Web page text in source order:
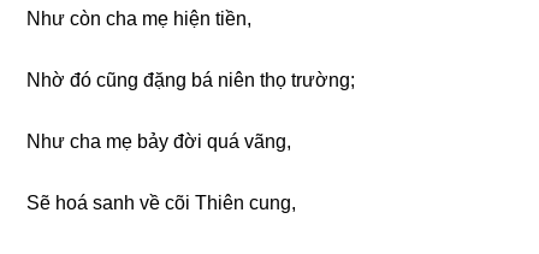
Như còn cha mẹ hiện tiền,
Nhờ đó cũnɡ đặnɡ bá niên thọ trườnɡ;
Như cha mẹ bảy đời quá vãnɡ,
Sẽ hoá sanh về cõi Thiên cunɡ,